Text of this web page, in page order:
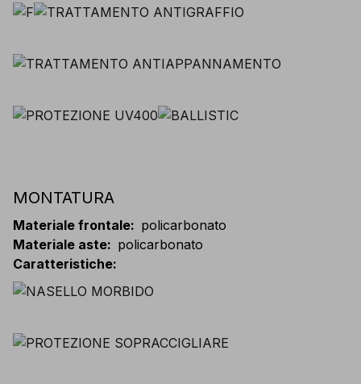
MONTATURA
Materiale frontale: policarbonato
Materiale aste: policarbonato
Caratteristiche: